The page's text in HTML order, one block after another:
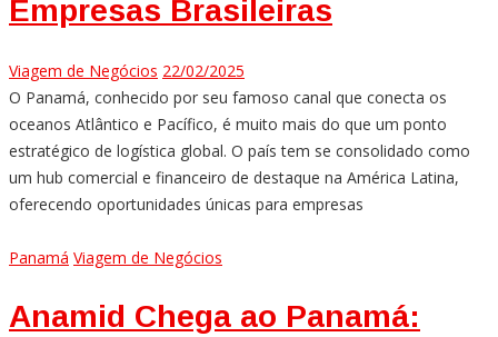
Empresas Brasileiras
Viagem de Negócios 22/02/2025
O Panamá, conhecido por seu famoso canal que conecta os
oceanos Atlântico e Pacífico, é muito mais do que um ponto
estratégico de logística global. O país tem se consolidado como
um hub comercial e financeiro de destaque na América Latina,
oferecendo oportunidades únicas para empresas
Panamá Viagem de Negócios
Anamid Chega ao Panamá: